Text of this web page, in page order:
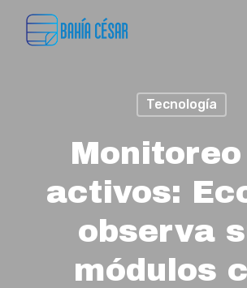
Tecnología
Monitoreo
activos:
observa
módulos